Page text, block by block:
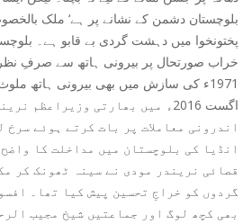
بلوچستان دشمن کے نشانے پر ہے‘ ملک
پختونخوا میں دہشت گردی بے قابو ہے۔
خراب صورتحال پر بیرونی ہاتھ سے صرفِ نظر
1971ء کی سازش میں بھی بیرونی ہاتھ
اگست 2016ء میں بھارتی
اندرونی معاملات پر بات کرتے ہوئے سرخ
انڈیا کی بلوچستان میں مداخلت کا
قصائی نریندر مودی نے سینہ ٹھونک کر
گردوں کو خراجِ تحسین پیش کیا تھا۔
بھی کچھ لوگ اور جماعتیں شیخ مجیب